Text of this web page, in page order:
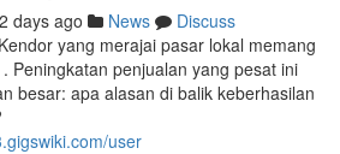
days ago News
Discuss
yang merajai pasar lokal memang
Peningkatan penjualan yang pesat ini
besar: apa alasan di balik keberhasilan
user